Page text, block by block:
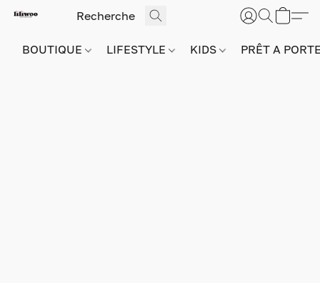
BOUTIQUE LIFESTYLE KIDS PRÊT A